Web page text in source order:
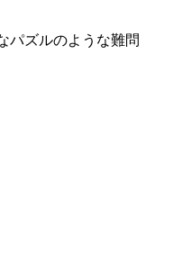
パズルのような難問